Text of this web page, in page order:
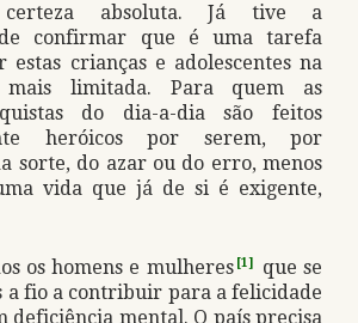
absoluta. Já tive a
confirmar que é uma tarefa
estas crianças e adolescentes na
mais limitada. Para quem as
do dia-a-dia são feitos
heróicos por serem, por
sorte, do azar ou do erro, menos
vida que já de si é exigente,
os homens e mulheres [1]
que se
a fio a contribuir para a felicidade
deficiência mental. O país precisa